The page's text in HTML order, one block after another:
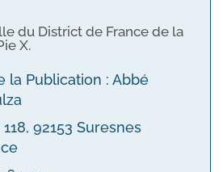
du District de France de la
X.
la Publication : Abbé
92153 Suresnes